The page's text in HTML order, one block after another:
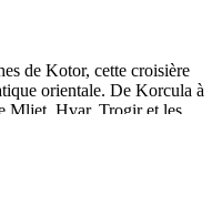
de Kotor, cette croisière
orientale. De Korcula à
Mljet, Hvar, Trogir et les
un patrimoine exceptionnel
ces lieux d’une